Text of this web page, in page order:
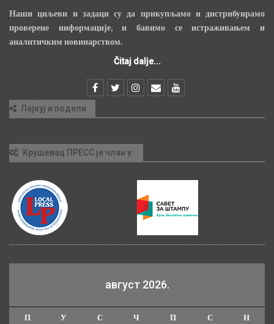
Наши циљеви и задаци су да прикупљамо и дистрибуирамо
проверене информације, и бавимо се истраживањем и
аналитичким новинарством.
Čitaj dalje...
Лајкуј и подели
Крушевац ПРЕСС је члан у:
август 2026.
П У С Ч П С Н